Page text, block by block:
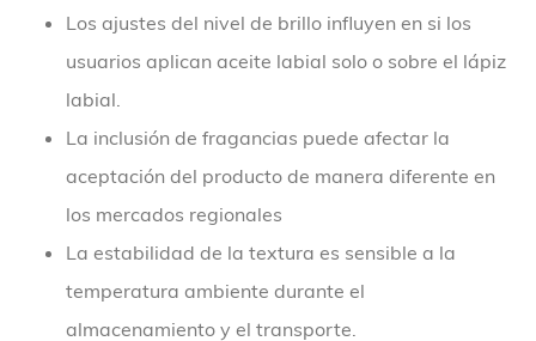
Los ajustes del nivel de brillo influyen en si los
usuarios aplican aceite labial solo o sobre el lápiz
labial.
La inclusión de fragancias puede afectar la
aceptación del producto de manera diferente en
los mercados regionales
La estabilidad de la textura es sensible a la
temperatura ambiente durante el
almacenamiento y el transporte.